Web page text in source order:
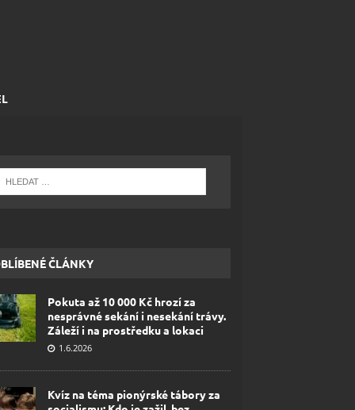
ČLÁNKY
Pokuta až 10 000 Kč hrozí za
nesprávné sekání i nesekání trávy.
Záleží i na prostředku a lokaci
1.6.2026
Kvíz na téma pionýrské tábory za